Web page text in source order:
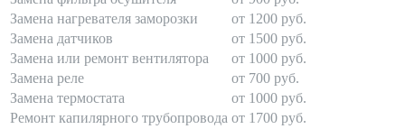
Замена нагревателя заморозки
от 1200 руб.
Замена датчиков
от 1500 руб.
Замена или ремонт вентилятора
от 1000 руб.
Замена реле
от 700 руб.
Замена термостата
от 1000 руб.
Ремонт капилярного трубопровода от 1700 руб.